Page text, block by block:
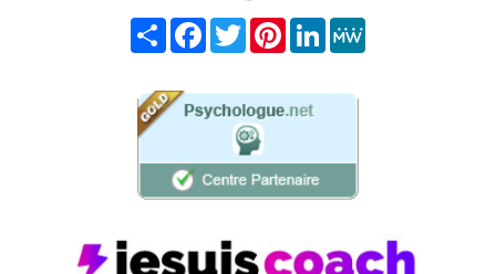
Share FacebookTwitterPinterest
LinkedIn